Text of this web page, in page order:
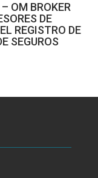
OM BROKER
DE
REGISTRO DE
SEGUROS